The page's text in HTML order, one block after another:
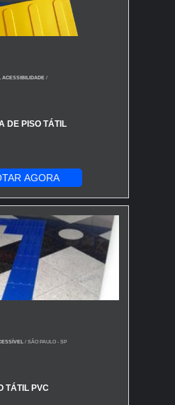
ACESSIBILIDADE /
DE PISO TÁTIL
AGORA
/ SÃO PAULO - SP
TÁTIL PVC